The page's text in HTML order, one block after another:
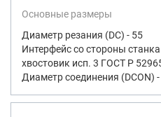
Основные размеры
Диаметр резания (DC) - 55
Интерфейс со стороны
хвостовик исп. 3 ГОСТ Р
Диаметр соединения (DCON) -